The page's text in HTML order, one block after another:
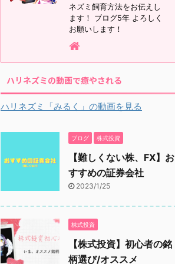
ネズミ飼育方法をお伝えし
ます！ ブログ5年 よろしく
お願いします！
ハリネズミの動画で癒やされる
ハリネズミ「みるく」の動画を見る
ブログ 株式投資
【難しくない株、FX】お
すすめの証券会社
2023/1/25
株式投資
【株式投資】初心者の銘
柄選び/オススメ